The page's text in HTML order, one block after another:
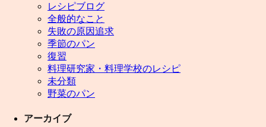
レシピブログ
全般的なこと
失敗の原因追求
季節のパン
復習
料理研究家・料理学校のレシピ
未分類
野菜のパン
アーカイブ